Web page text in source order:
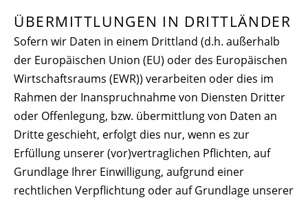
ÜBERMITTLUNGEN IN DRITTLÄNDER
Sofern wir Daten in einem Drittland (d.h. außerhalb
der Europäischen Union (EU) oder des Europäischen
Wirtschaftsraums (EWR)) verarbeiten oder dies im
Rahmen der Inanspruchnahme von Diensten Dritter
oder Offenlegung, bzw. übermittlung von Daten an
Dritte geschieht, erfolgt dies nur, wenn es zur
Erfüllung unserer (vor)vertraglichen Pflichten, auf
Grundlage Ihrer Einwilligung, aufgrund einer
rechtlichen Verpflichtung oder auf Grundlage unserer